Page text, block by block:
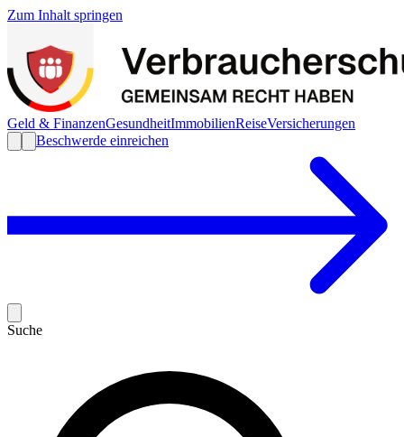
Zum Inhalt springen
Geld & FinanzenGesundheitImmobilienReiseVersicherungen
Beschwerde einreichen
Suche